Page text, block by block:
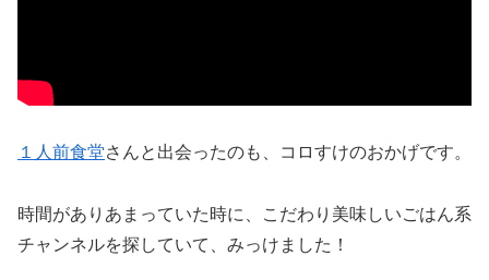
１人前食堂さんと出会ったのも、コロすけのおかげです。
時間がありあまっていた時に、こだわり美味しいごはん系
チャンネルを探していて、みっけました！